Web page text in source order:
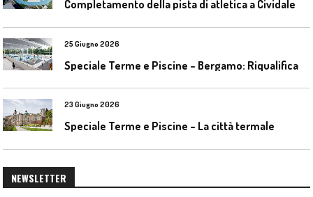
25 Giugno 2026
23 Giugno 2026
Speciale Terme e Piscine – La città termale
NEWSLETTER